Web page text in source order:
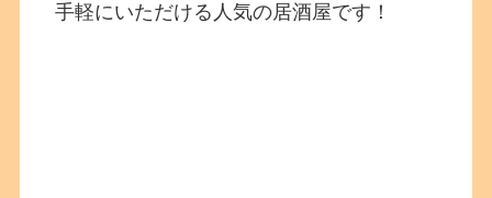
手軽にいただける人気の居酒屋です！